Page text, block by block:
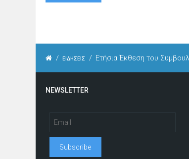
/ ΕΙΔΗΣΕΙΣ / Ετήσια Έκθεση του
NEWSLETTER